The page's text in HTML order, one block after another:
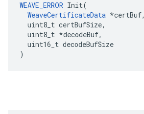
WEAVE_ERROR Init(
WeaveCertificateData *certBuf,
  uint8_t certBufSize,
  uint8_t *decodeBuf,
  uint16_t decodeBufSize
)